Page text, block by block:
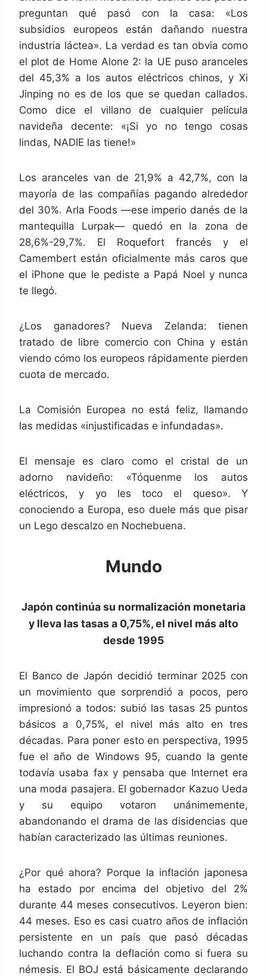
preguntan qué pasó con la casa: «Los
subsidios europeos están dañando nuestra
industria láctea». La verdad es tan obvia como
el plot de Home Alone 2: la UE puso aranceles
del 45,3% a los autos eléctricos chinos, y Xi
Jinping no es de los que se quedan callados.
Como dice el villano de cualquier película
navideña decente: «¡Si yo no tengo cosas
lindas, NADIE las tiene!»
Los aranceles van de 21,9% a 42,7%, con la
mayoría de las compañías pagando alrededor
del 30%. Arla Foods —ese imperio danés de la
mantequilla Lurpak— quedó en la zona de
28,6%-29,7%. El Roquefort francés y el
Camembert están oficialmente más caros que
el iPhone que le pediste a Papá Noel y nunca
te llegó.
¿Los ganadores? Nueva Zelanda: tienen
tratado de libre comercio con China y están
viendo cómo los europeos rápidamente pierden
cuota de mercado.
La Comisión Europea no está feliz, llamando
las medidas «injustificadas e infundadas».
El mensaje es claro como el cristal de un
adorno navideño: «Tóquenme los autos
eléctricos, y yo les toco el queso». Y
conociendo a Europa, eso duele más que pisar
un Lego descalzo en Nochebuena.
Mundo
Japón continúa su normalización monetaria
y lleva las tasas a 0,75%, el nivel más alto
desde 1995
El Banco de Japón decidió terminar 2025 con
un movimiento que sorprendió a pocos, pero
impresionó a todos: subió las tasas 25 puntos
básicos a 0,75%, el nivel más alto en tres
décadas. Para poner esto en perspectiva, 1995
fue el año de Windows 95, cuando la gente
todavía usaba fax y pensaba que Internet era
una moda pasajera. El gobernador Kazuo Ueda
y su equipo votaron unánimemente,
abandonando el drama de las disidencias que
habían caracterizado las últimas reuniones.
¿Por qué ahora? Porque la inflación japonesa
ha estado por encima del objetivo del 2%
durante 44 meses consecutivos. Leyeron bien:
44 meses. Eso es casi cuatro años de inflación
persistente en un país que pasó décadas
luchando contra la deflación como si fuera su
némesis. El BOJ está básicamente declarando